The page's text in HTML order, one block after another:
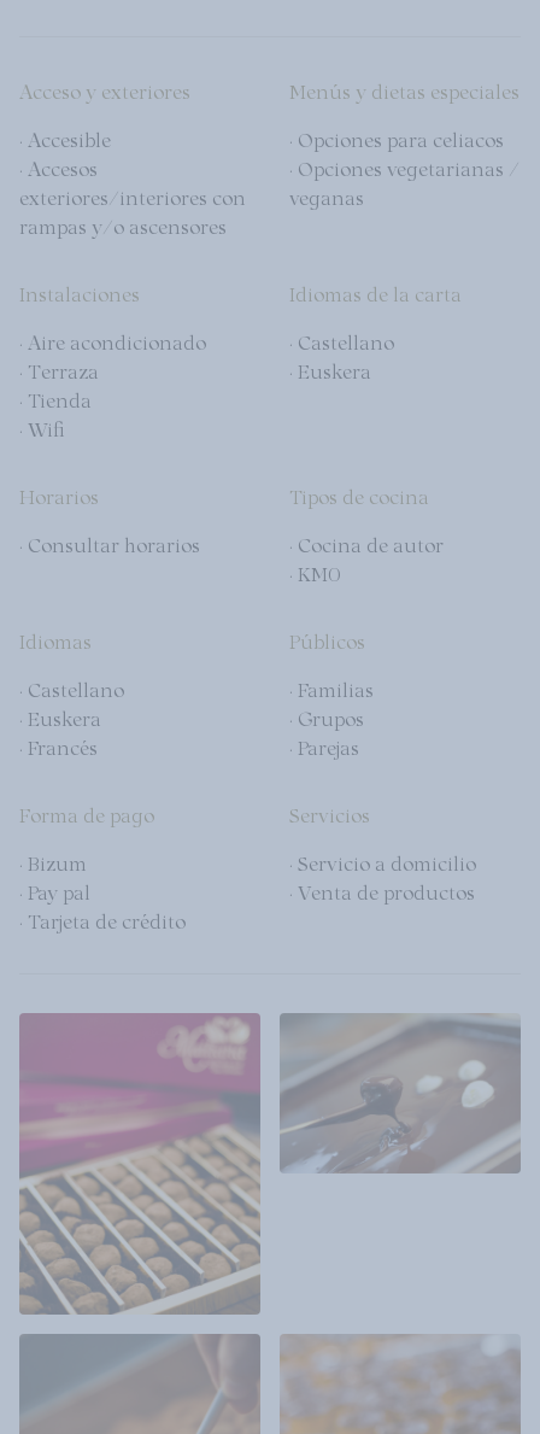
Acceso y exteriores
· Accesible
· Accesos
exteriores/interiores con
rampas y/o ascensores
Menús y dietas especiales
· Opciones para celiacos
· Opciones vegetarianas /
veganas
Instalaciones
· Aire acondicionado
· Terraza
· Tienda
· Wifi
Idiomas de la carta
· Castellano
· Euskera
Horarios
· Consultar horarios
Tipos de cocina
· Cocina de autor
· KM0
Idiomas
· Castellano
· Euskera
· Francés
Públicos
· Familias
· Grupos
· Parejas
Forma de pago
· Bizum
· Pay pal
· Tarjeta de crédito
Servicios
· Servicio a domicilio
· Venta de productos